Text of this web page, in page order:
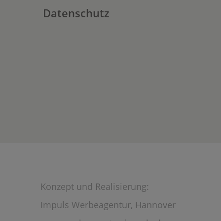
Datenschutz
Konzept und Realisierung:
Impuls Werbeagentur, Hannover